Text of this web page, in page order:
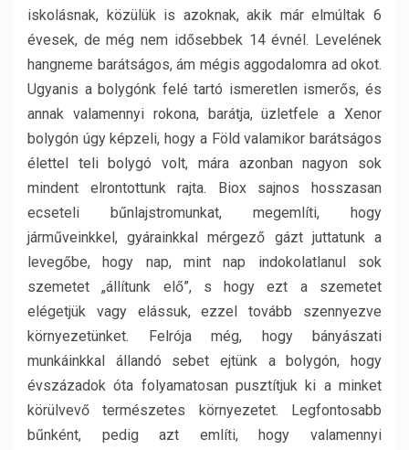
iskolásnak, közülük is azoknak, akik már elmúltak 6
évesek, de még nem idősebbek 14 évnél. Levelének
hangneme barátságos, ám mégis aggodalomra ad okot.
Ugyanis a bolygónk felé tartó ismeretlen ismerős, és
annak valamennyi rokona, barátja, üzletfele a Xenor
bolygón úgy képzeli, hogy a Föld valamikor barátságos
élettel teli bolygó volt, mára azonban nagyon sok
mindent elrontottunk rajta. Biox sajnos hosszasan
ecseteli bűnlajstromunkat, megemlíti, hogy
járműveinkkel, gyárainkkal mérgező gázt juttatunk a
levegőbe, hogy nap, mint nap indokolatlanul sok
szemetet „állítunk elő”, s hogy ezt a szemetet
elégetjük vagy elássuk, ezzel tovább szennyezve
környezetünket. Felrója még, hogy bányászati
munkáinkkal állandó sebet ejtünk a bolygón, hogy
évszázadok óta folyamatosan pusztítjuk ki a minket
körülvevő természetes környezetet. Legfontosabb
bűnként, pedig azt említi, hogy valamennyi